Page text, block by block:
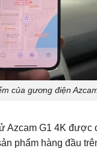
của gương điện
Azcam G1 4K được
đến nhiều lợi ích
như: